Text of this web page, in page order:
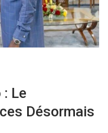
Le
Désormais